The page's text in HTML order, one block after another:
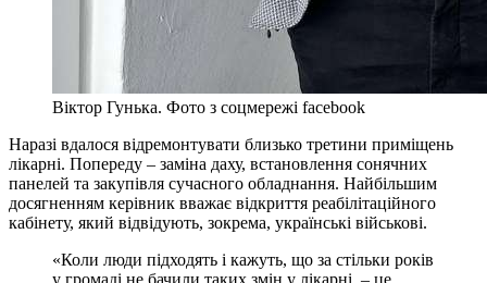
Віктор Гунька. Фото з соцмережі facebook
Наразі вдалося відремонтувати близько третини приміщень
лікарні. Попереду – заміна даху, встановлення сонячних
панелей та закупівля сучасного обладнання. Найбільшим
досягненням керівник вважає відкриття реабілітаційного
кабінету, який відвідують, зокрема, українські військові.
«Коли люди підходять і кажуть, що за стільки років